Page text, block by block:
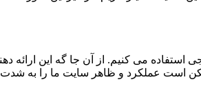
می کنیم. از آن جا گه این
است عملکرد و ظاهر سایت ما را به